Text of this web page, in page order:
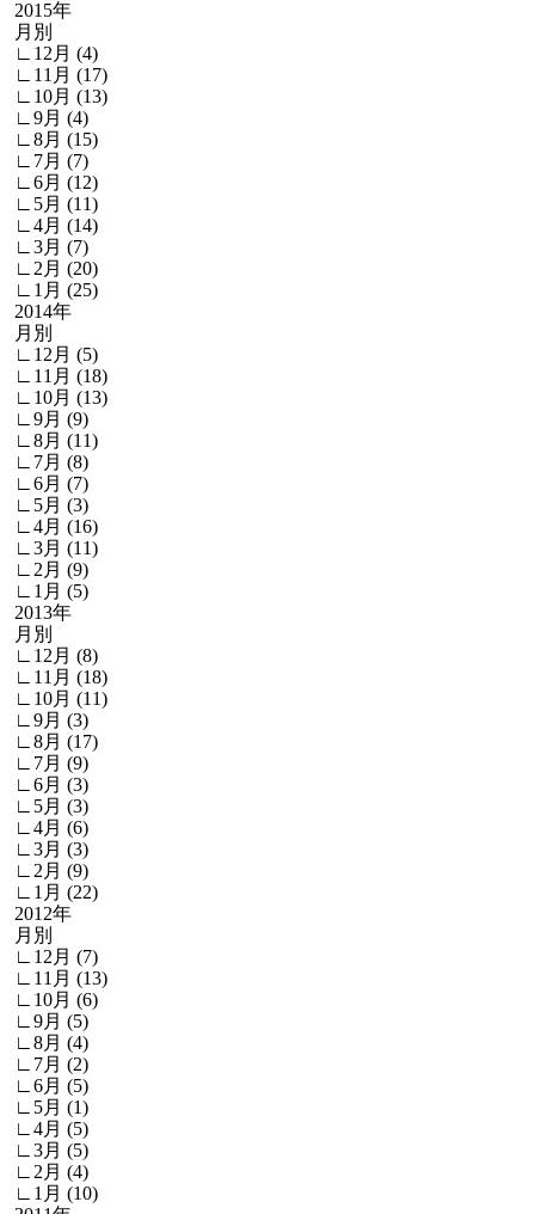
2015年
月別
∟12月 (4)
∟11月 (17)
∟10月 (13)
∟9月 (4)
∟8月 (15)
∟7月 (7)
∟6月 (12)
∟5月 (11)
∟4月 (14)
∟3月 (7)
∟2月 (20)
∟1月 (25)
2014年
月別
∟12月 (5)
∟11月 (18)
∟10月 (13)
∟9月 (9)
∟8月 (11)
∟7月 (8)
∟6月 (7)
∟5月 (3)
∟4月 (16)
∟3月 (11)
∟2月 (9)
∟1月 (5)
2013年
月別
∟12月 (8)
∟11月 (18)
∟10月 (11)
∟9月 (3)
∟8月 (17)
∟7月 (9)
∟6月 (3)
∟5月 (3)
∟4月 (6)
∟3月 (3)
∟2月 (9)
∟1月 (22)
2012年
月別
∟12月 (7)
∟11月 (13)
∟10月 (6)
∟9月 (5)
∟8月 (4)
∟7月 (2)
∟6月 (5)
∟5月 (1)
∟4月 (5)
∟3月 (5)
∟2月 (4)
∟1月 (10)